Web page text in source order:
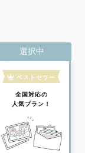
選択中
ベストセラー
全国対応の
人気プラン！